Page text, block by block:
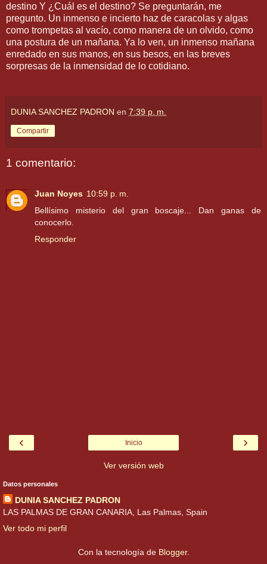
destino Y ¿Cuál es el destino? Se preguntarán, me
pregunto. Un inmenso e incierto haz de caracolas y algas
como trompetas al vacío, como manera de un olvido, como
una postura de un mañana. Ya lo ven, un inmenso mañana
enredado en sus manos, en sus besos, en las breves
sorpresas de la inmensidad de lo cotidiano.
DUNIA SANCHEZ PADRON en 7:39 p. m.
Compartir
1 comentario:
Juan Noyes 10:59 p. m.
Bellísimo misterio del gran boscaje... Dan ganas de
conocerlo.
Responder
‹ ›
Inicio
Ver versión web
Datos personales
DUNIA SANCHEZ PADRON
LAS PALMAS DE GRAN CANARIA, Las Palmas, Spain
Ver todo mi perfil
Con la tecnología de Blogger.